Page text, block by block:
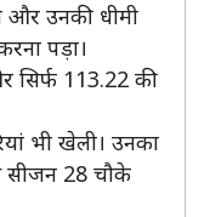
और उनकी धीमी
पड़ा।
113.22 की
भी खेली। उनका
सीजन 28 चौके